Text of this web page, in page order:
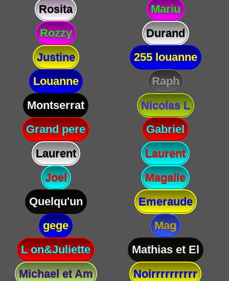
Rosita
Mariu
Rozzy
Durand
Justine
255 louanne
Louanne
Raph
Montserrat
Nicolas L
Grand pere
Gabriel
Laurent
Laurent
Joel
Magalie
Quelqu'un
Emeraude
gege
Mag
L on&Juliette
Mathias et El
Michael et Am
Noirrrrrrrrrr